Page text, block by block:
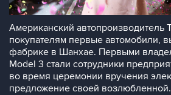
Американский автопроизводитель
покупателям первые автомобили,
фабрике в Шанхае. Первыми
Model 3 стали сотрудники
во время церемонии вручения
предложение своей возлюбленной.